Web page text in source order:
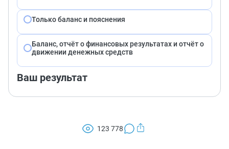
Только баланс и пояснения
Баланс, отчёт о финансовых результатах и отчёт о
движении денежных средств
Ваш результат
123 778